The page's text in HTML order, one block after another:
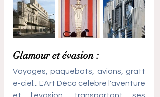
Glamour et évasion :
Voyages, paquebots, avions, gratt
e-ciel... L'Art Déco célèbre l'aventure
et l'évasion, transportant ses